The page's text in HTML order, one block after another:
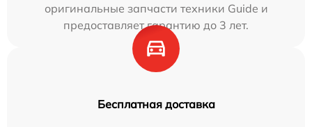
оригинальные запчасти техники Guide и
предоставляет гарантию до 3 лет.
Бесплатная доставка